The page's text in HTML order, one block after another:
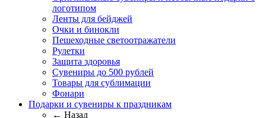
логотипом
Ленты для бейджей
Очки и бинокли
Пешеходные светоотражатели
Рулетки
Защита здоровья
Сувениры до 500 рублей
Товары для сублимации
Фонари
Подарки и сувениры к праздникам
← Назад